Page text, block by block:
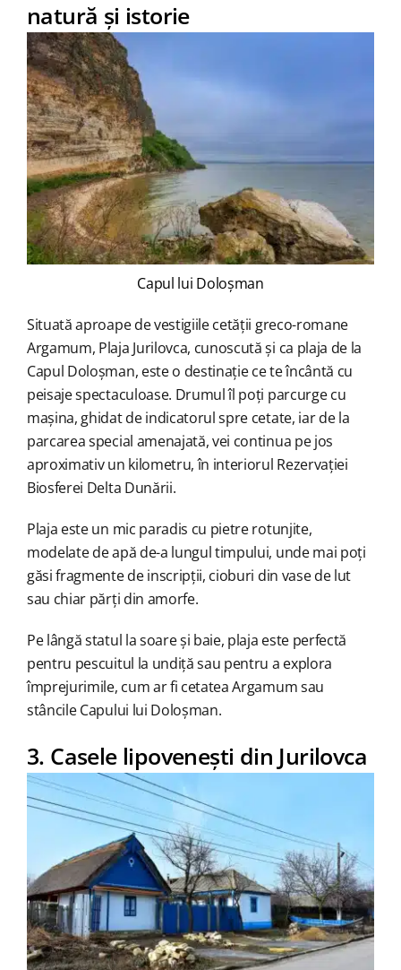
natură și istorie
Capul lui Doloșman
Situată aproape de vestigiile cetății greco-romane
Argamum, Plaja Jurilovca, cunoscută și ca plaja de la
Capul Doloșman, este o destinație ce te încântă cu
peisaje spectaculoase. Drumul îl poți parcurge cu
mașina, ghidat de indicatorul spre cetate, iar de la
parcarea special amenajată, vei continua pe jos
aproximativ un kilometru, în interiorul Rezervației
Biosferei Delta Dunării.
Plaja este un mic paradis cu pietre rotunjite,
modelate de apă de-a lungul timpului, unde mai poți
găsi fragmente de inscripții, cioburi din vase de lut
sau chiar părți din amorfe.
Pe lângă statul la soare și baie, plaja este perfectă
pentru pescuitul la undiță sau pentru a explora
împrejurimile, cum ar fi cetatea Argamum sau
stâncile Capului lui Doloșman.
3. Casele lipovenești din Jurilovca